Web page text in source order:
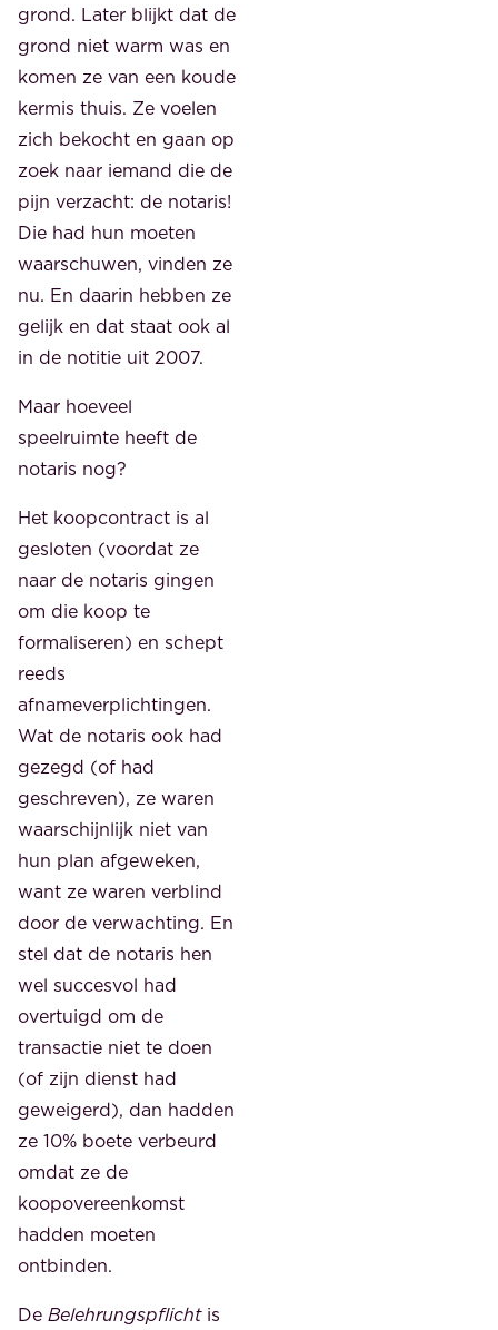
grond. Later blijkt dat de
grond niet warm was en
komen ze van een koude
kermis thuis. Ze voelen
zich bekocht en gaan op
zoek naar iemand die de
pijn verzacht: de notaris!
Die had hun moeten
waarschuwen, vinden ze
nu. En daarin hebben ze
gelijk en dat staat ook al
in de notitie uit 2007.
Maar hoeveel
speelruimte heeft de
notaris nog?
Het koopcontract is al
gesloten (voordat ze
naar de notaris gingen
om die koop te
formaliseren) en schept
reeds
afnameverplichtingen.
Wat de notaris ook had
gezegd (of had
geschreven), ze waren
waarschijnlijk niet van
hun plan afgeweken,
want ze waren verblind
door de verwachting. En
stel dat de notaris hen
wel succesvol had
overtuigd om de
transactie niet te doen
(of zijn dienst had
geweigerd), dan hadden
ze 10% boete verbeurd
omdat ze de
koopovereenkomst
hadden moeten
ontbinden.
De Belehrungspflichtis